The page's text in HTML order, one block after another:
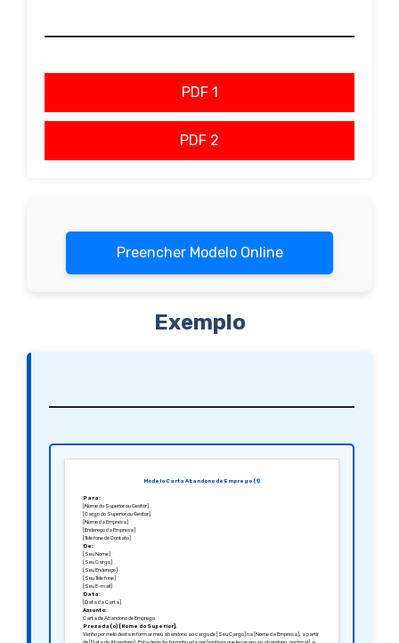
PDF 1
PDF 2
Preencher Modelo Online
Exemplo
Modelo Carta Abandono de Emprego (1)
Para:
[Nome do Superior ou Gestor]
[Cargo do Superior ou Gestor]
[Nome da Empresa]
[Endereço da Empresa]
[Telefone de Contato]
De:
[Seu Nome]
[Seu Cargo]
[Seu Endereço]
[Seu Telefone]
[Seu E-mail]
Data:
[Data da Carta]
Assunto:
Carta de Abandono de Emprego
Prezada(o) [Nome do Superior],
Venho por meio desta informar meu abandono ao cargo de [Seu Cargo] na [Nome da Empresa], a partir